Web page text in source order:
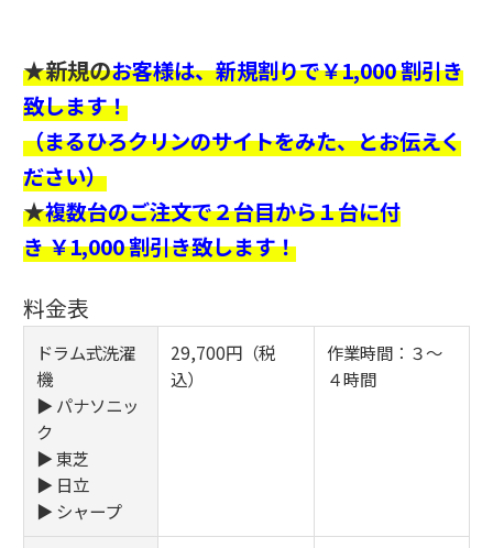
★新規のお客様は、新規割りで￥1,000 割引き
致します！
（まるひろクリンのサイトをみた、とお伝えく
ださい）
★複数台のご注文で２台目から１台に付
き ￥1,000 割引き致します！
料金表
ドラム式洗濯
機
▶ パナソニッ
ク
▶ 東芝
▶ 日立
▶ シャープ
29,700円（税
込）
作業時間：３～
４時間